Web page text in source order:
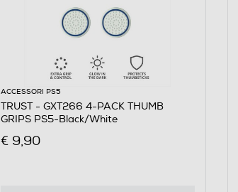
ACCESSORI PS5
TRUST - GXT266 4-PACK THUMB
GRIPS PS5-Black/White
€ 9,90